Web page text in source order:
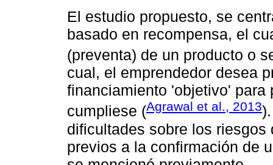
El estudio propuesto, se
basado en recompensa, el
(preventa) de un producto o
cual, el emprendedor desea
financiamiento 'objetivo' para
cumpliese (Agrawal et al., 2013
dificultades sobre los
previos a la confirmación de